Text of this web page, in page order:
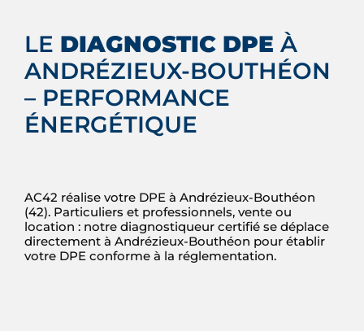
LE DIAGNOSTIC DPE À
ANDRÉZIEUX-BOUTHÉON
– PERFORMANCE
ÉNERGÉTIQUE
AC42 réalise votre DPE à Andrézieux-Bouthéon
(42). Particuliers et professionnels, vente ou
location : notre diagnostiqueur certifié se déplace
directement à Andrézieux-Bouthéon pour établir
votre DPE conforme à la réglementation.